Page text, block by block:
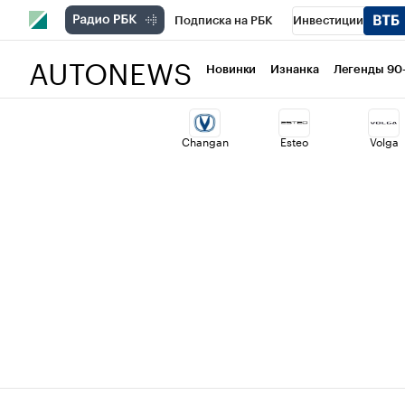
Подписка на РБК Инвестиции
Национальные проекты Город
Кредитные рейтинги Франшизы
AUTONEWS Новинки Изнанка Легенды
Changan Esteo Volga